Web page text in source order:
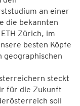
an einer
die bekannten
Zürich, im
besten Köpfe
geographischen
steckt
für die Zukunft
soll